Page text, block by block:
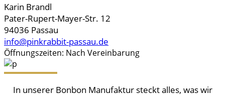
Karin Brandl
Pater-Rupert-Mayer-Str. 12
94036 Passau
info@pinkrabbit-passau.de
Öffnungszeiten: Nach Vereinbarung
In unserer Bonbon Manufaktur steckt alles, was wir